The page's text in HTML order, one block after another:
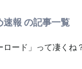
速報 の記事一覧
ロード」って凄くね